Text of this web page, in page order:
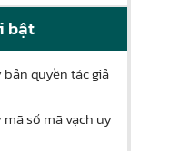
bật
quyền tác giả
số mã vạch uy